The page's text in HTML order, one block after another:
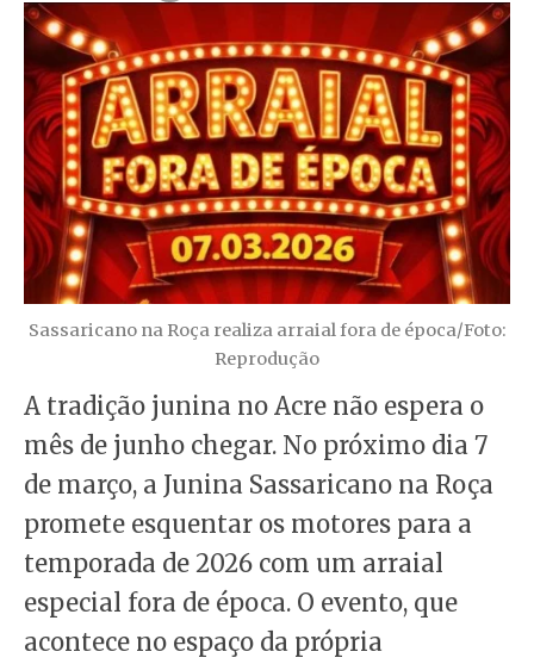
Sassaricano na Roça realiza arraial fora de época/Foto:
Reprodução
A tradição junina no Acre não espera o
mês de junho chegar. No próximo dia 7
de março, a Junina Sassaricano na Roça
promete esquentar os motores para a
temporada de 2026 com um arraial
especial fora de época. O evento, que
acontece no espaço da própria